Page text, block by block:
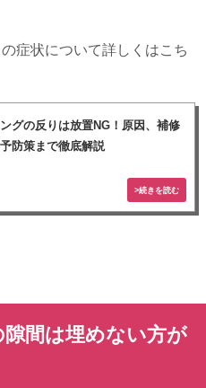
症状について詳しくはこち
グの反りは放置NG！原因、補修
防策まで徹底解説
間は埋めない方が